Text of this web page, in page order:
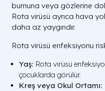
burnuna veya gözlerine
Rota virüsü ayrıca hava
daha az yaygındır.
Rota virüsü enfeksiyonu
Yaş: Rota virüsü
çocuklarda görülür.
Kreş veya Okul Ortamı: